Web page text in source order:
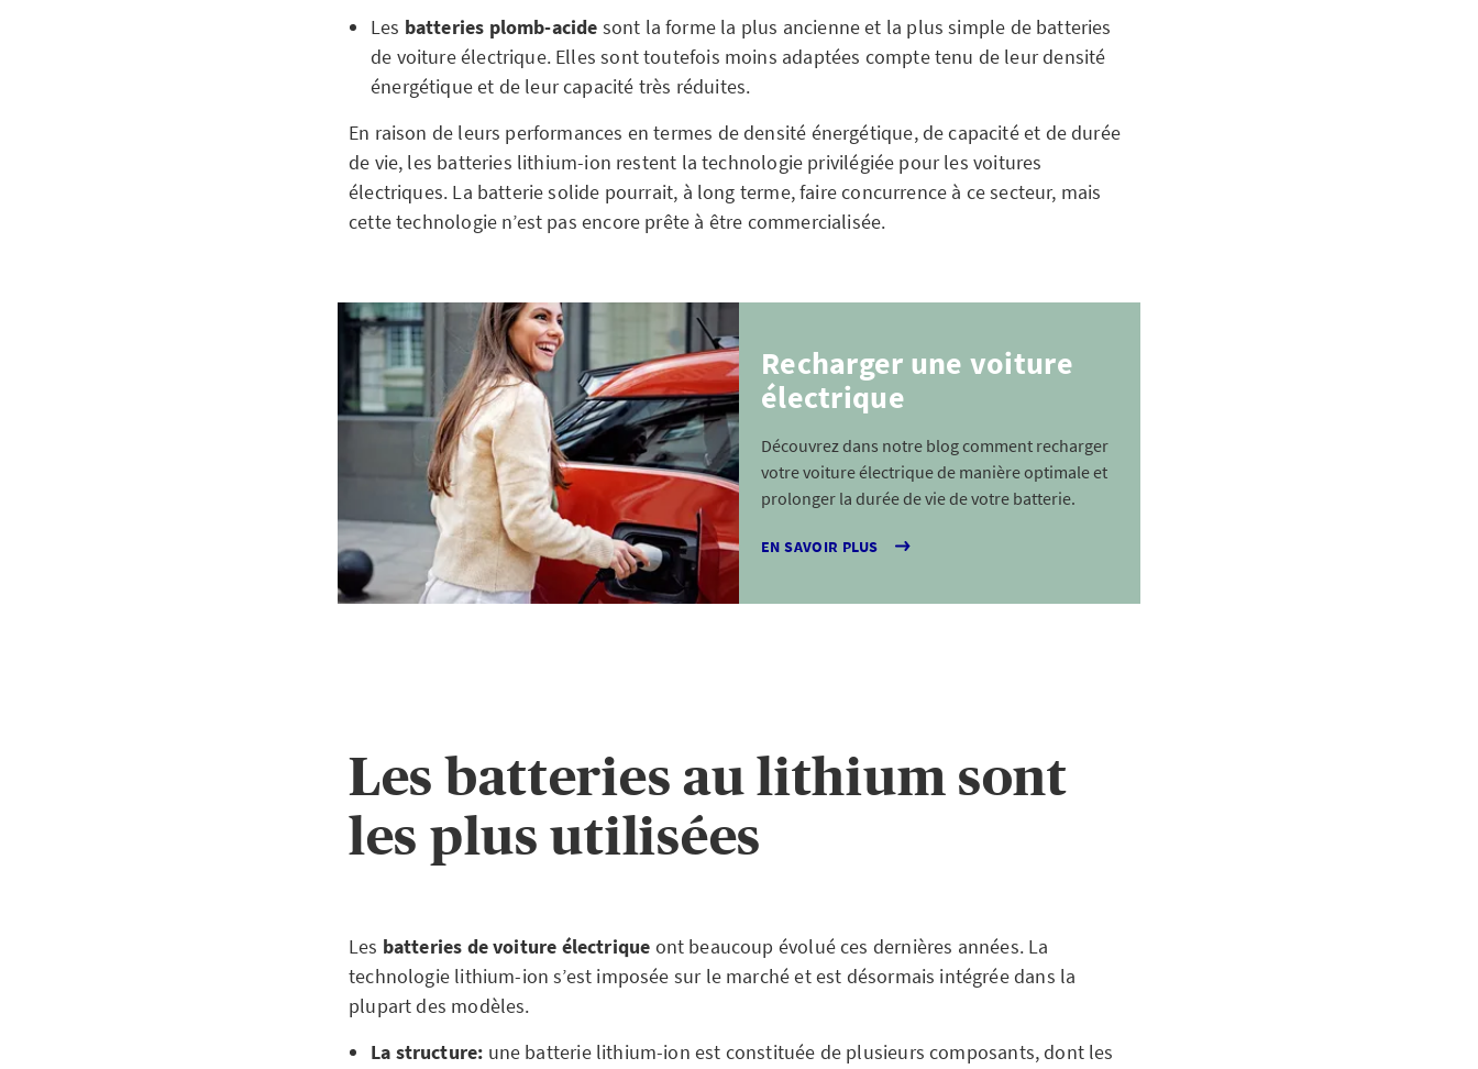
Les batteries plomb-acide sont la forme la plus ancienne et la plus simple de batteries
de voiture électrique. Elles sont toutefois moins adaptées compte tenu de leur densité
énergétique et de leur capacité très réduites.
En raison de leurs performances en termes de densité énergétique, de capacité et de durée
de vie, les batteries lithium-ion restent la technologie privilégiée pour les voitures
électriques. La batterie solide pourrait, à long terme, faire concurrence à ce secteur, mais
cette technologie n’est pas encore prête à être commercialisée.
Recharger une voiture
électrique
Découvrez dans notre blog comment recharger
votre voiture électrique de manière optimale et
prolonger la durée de vie de votre batterie.
EN SAVOIR PLUS
Les batteries au lithium sont
les plus utilisées
Les batteries de voiture électrique ont beaucoup évolué ces dernières années. La
technologie lithium-ion s’est imposée sur le marché et est désormais intégrée dans la
plupart des modèles.
La structure: une batterie lithium-ion est constituée de plusieurs composants, dont les